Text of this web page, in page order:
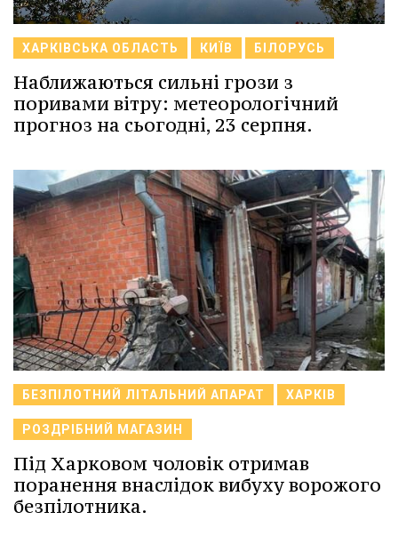
ХАРКІВСЬКА ОБЛАСТЬ КИЇВ БІЛОРУСЬ
Наближаються сильні грози з
поривами вітру: метеорологічний
прогноз на сьогодні, 23 серпня.
БЕЗПІЛОТНИЙ ЛІТАЛЬНИЙ АПАРАТ ХАРКІВ
РОЗДРІБНИЙ МАГАЗИН
Під Харковом чоловік отримав
поранення внаслідок вибуху ворожого
безпілотника.